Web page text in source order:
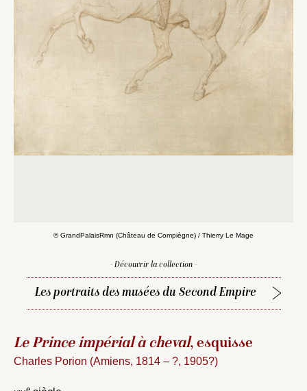
© GrandPalaisRmn (Château de Compiègne) / Thierry Le Mage
- Découvrir la collection -
Les portraits des musées du Second Empire
Le Prince impérial à cheval, esquisse
Charles Porion (Amiens, 1814 – ?, 1905?)